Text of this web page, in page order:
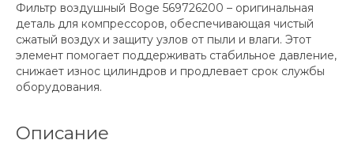
Фильтр воздушный Boge 569726200 – оригинальная
деталь для компрессоров, обеспечивающая чистый
сжатый воздух и защиту узлов от пыли и влаги. Этот
элемент помогает поддерживать стабильное давление,
снижает износ цилиндров и продлевает срок службы
оборудования.
Описание